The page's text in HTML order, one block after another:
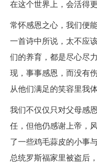
在这个世界上，会活得更
常怀感恩之心，我们便
一首诗中所说，太不应
们的养育，都是尽心尽
现，事事感恩，而没有
从他们满足的笑容里我
我们不仅仅只对父母感
任，但他仍感谢上帝，
了一些鸡毛蒜皮的小事
总统罗斯福家里被盗后